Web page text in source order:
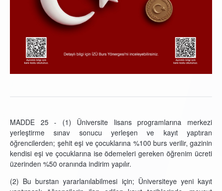
MADDE 25 - (1) Üniversite lisans programlarına merkezi
yerleştirme sınav sonucu yerleşen ve kayıt yaptıran
öğrencilerden; şehit eşi ve çocuklarına %100 burs verilir, gazinin
kendisi eşi ve çocuklarına ise ödemeleri gereken öğrenim ücreti
üzerinden %50 oranında indirim yapılır.
(2) Bu burstan yararlanılabilmesi için; Üniversiteye yeni kayıt